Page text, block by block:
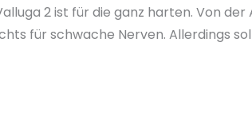
2 ist für die ganz harten. Von
für schwache Nerven. Allerdings